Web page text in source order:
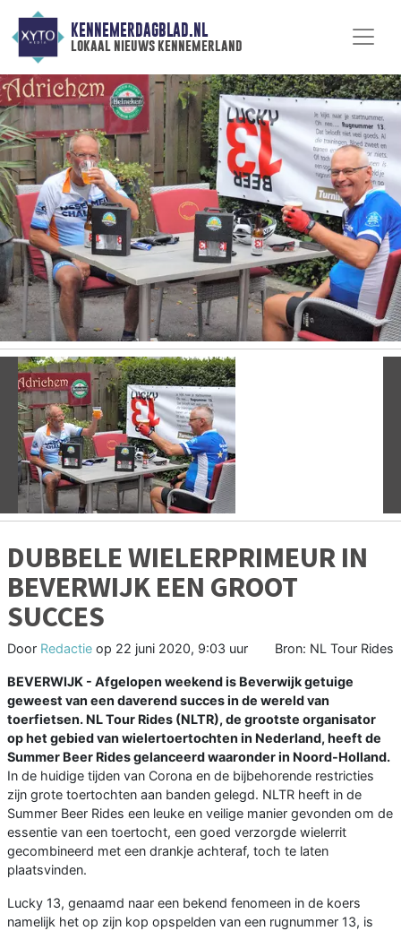
KENNEMERDAGBLAD.NL
lokaal nieuws kennemerland
Vorige
DUBBELE WIELERPRIMEUR IN
BEVERWIJK EEN GROOT
SUCCES
Door Redactie op 22 juni 2020, 9:03 uur Bron: NL Tour Rides
BEVERWIJK - Afgelopen weekend is Beverwijk getuige
geweest van een daverend succes in de wereld van
toerfietsen. NL Tour Rides (NLTR), de grootste organisator
op het gebied van wielertoertochten in Nederland, heeft de
Summer Beer Rides gelanceerd waaronder in Noord-Holland.
In de huidige tijden van Corona en de bijbehorende restricties
zijn grote toertochten aan banden gelegd. NLTR heeft in de
Summer Beer Rides een leuke en veilige manier gevonden om de
essentie van een toertocht, een goed verzorgde wielerrit
gecombineerd met een drankje achteraf, toch te laten
plaatsvinden.
Lucky 13, genaamd naar een bekend fenomeen in de koers
namelijk het op zijn kop opspelden van een rugnummer 13, is